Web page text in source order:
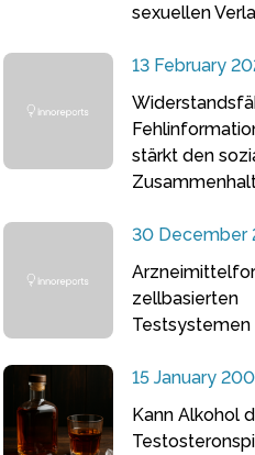
sexuellen
13 February
stärkt den
30 December
zellbasierten
Testsystemen
15 January
Kann Alkohol